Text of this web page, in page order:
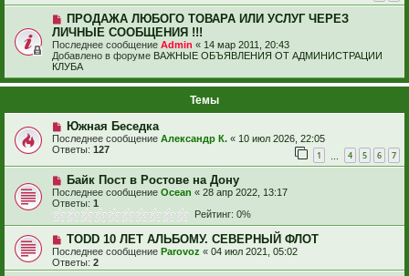
ПРОДАЖА ЛЮБОГО ТОВАРА ИЛИ УСЛУГ ЧЕРЕЗ
ЛИЧНЫЕ СООБЩЕНИЯ !!!
Последнее сообщение Admin « 14 мар 2011, 20:43
Добавлено в форуме ВАЖНЫЕ ОБЪЯВЛЕНИЯ ОТ АДМИНИСТРАЦИИ
КЛУБА
Темы
Южная Беседка
Последнее сообщение Александр К. « 10 июл 2026, 22:05
Ответы: 127 1 4 5 6 7
Байк Пост в Ростове на Дону
Последнее сообщение Ocean « 28 апр 2022, 13:17
Ответы: 1
Рейтинг: 0%
TODD 10 ЛЕТ АЛЬБОМУ. СЕВЕРНЫЙ ФЛОТ
Последнее сообщение Parovoz « 04 июл 2021, 05:02
Ответы: 2